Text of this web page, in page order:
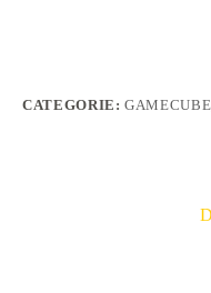
CATEGORIE:GAMECUBE